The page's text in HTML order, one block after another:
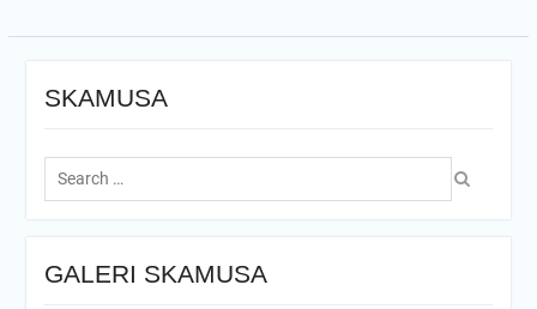
SKAMUSA
Search
for:
GALERI SKAMUSA